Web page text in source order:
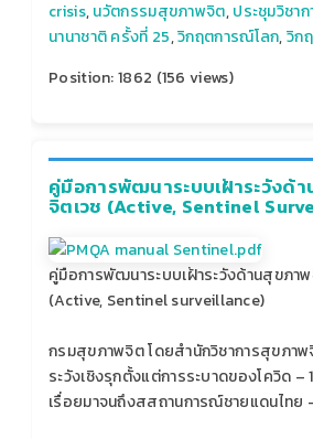
crisis,นวัตกรรมสุขภาพจิต,ประชุมวิชา
นานาชาติ ครั้งที่ 25,วิกฤตการณ์โลก,วิก
Position:1862 (156 views)
คู่มือการพัฒนาระบบเฝ้าระวังด้
จิตเวช (Active, Sentinel
คู่มือการพัฒนาระบบเฝ้าระวังด้านสุขภา
(Active, Sentinel surveillance)
กรมสุขภาพจิต โดยสำนักวิชาการสุขภาพ
ระวังเชิงรุกตั้งแต่การระบาดของโควิด –
เรื่อยมาจนถึงสสถานการณ์ชายแดนไทย